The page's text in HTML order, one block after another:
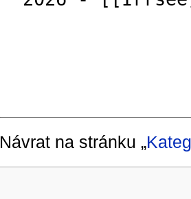
Návrat na stránku „